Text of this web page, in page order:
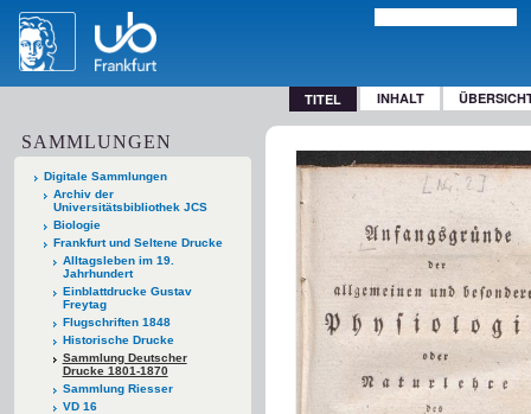
TITEL INHALT
SAMMLUNGEN
Digitale Sammlungen
Archiv der
Universitätsbibliothek JCS
Biologie
Frankfurt und Seltene Drucke
Alltagsleben im 19.
Jahrhundert
Einblattdrucke Gustav
Freytag
Flugschriften 1848
Historische Drucke
Sammlung Deutscher
Drucke 1801-1870
Sammlung Riesser
VD 16